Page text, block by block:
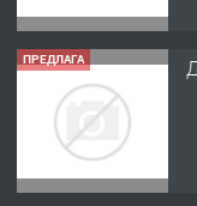
ПРЕДЛАГА